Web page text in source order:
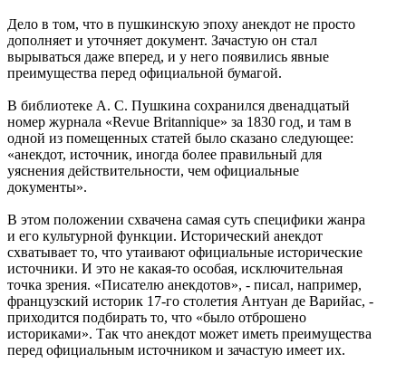
Дело в том, что в пушкинскую эпоху анекдот не просто
дополняет и уточняет документ. Зачастую он стал
вырываться даже вперед, и у него появились явные
преимущества перед официальной бумагой.
В библиотеке А. С. Пушкина сохранился двенадцатый
номер журнала «Revue Britannique» за 1830 год, и там в
одной из помещенных статей было сказано следующее:
«анекдот, источник, иногда более правильный для
уяснения действительности, чем официальные
документы».
В этом положении схвачена самая суть специфики жанра
и его культурной функции. Исторический анекдот
схватывает то, что утаивают официальные исторические
источники. И это не какая-то особая, исключительная
точка зрения. «Писателю анекдотов», - писал, например,
французский историк 17-го столетия Антуан де Варийас, -
приходится подбирать то, что «было отброшено
историками». Так что анекдот может иметь преимущества
перед официальным источником и зачастую имеет их.